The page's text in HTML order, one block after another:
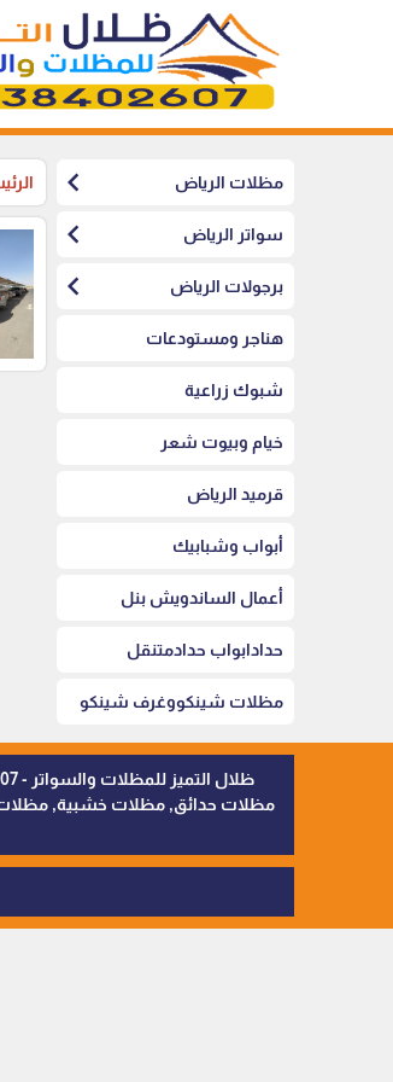
مظلات الرياض chevron_left
سواتر الرياض chevron_left
برجولات الرياض chevron_left
هناجر ومستودعات
شبوك زراعية
خيام وبيوت شعر
قرميد الرياض
أبواب وشبابيك
أعمال الساندويش بنل
حدادابواب حدادمتنقل
مظلات شينكووغرف شينكو
مظلات حدائق, مظلات خشبية, مظلات